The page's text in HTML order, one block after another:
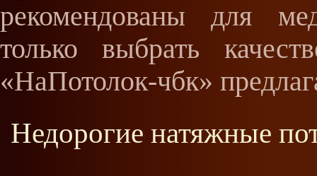
рекомендованы для
только выбрать
«НаПотолок-чбк»
Недорогие натяжные